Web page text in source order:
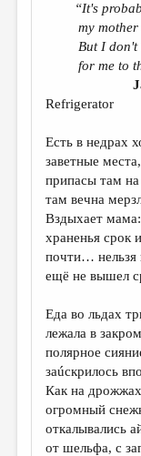
ИЗБРАННОЕ
ДАЙДЖЕСТ
ПЕРЕВОДЫ
КОНКУРСЫ
ДЕТСКАЯ
КНИЖНАЯ ПОЛКА
ОБЗОР
СТРАНИЦЫ
КОЛОНКА РЕДАКТОРА
РЕДКОЛЛЕГИЯ
ОТ РЕДАКЦИИ
МАЛАЯ ПРОЗА
“It's
my mother
But I don't
for me to
Jack
Refrigerator
Есть в недрах
заветные места,
припасы там
там вечна
Вздыхает
храненья срок
почти… нельзя
ещё не вышел
Еда во льдах
лежала в
полярное
заúскрилось
Как на
огромный
откалывались
от шельфа, с